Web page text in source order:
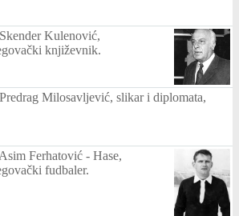
Kulenović,
književnik.
Milosavljević, slikar i diplomata,
Ferhatović - Hase,
fudbaler.